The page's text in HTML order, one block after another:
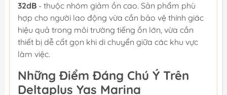
32dB - thuộc nhóm giảm ồn cao. Sản phẩm phù
hợp cho người lao động vừa cần bảo vệ thính giác
hiệu quả trong môi trường tiếng ồn lớn, vừa cần
thiết bị dễ cất gọn khi di chuyển giữa các khu vực
làm việc.
Những Điểm Đáng Chú Ý Trên
Deltaplus Yas Marina